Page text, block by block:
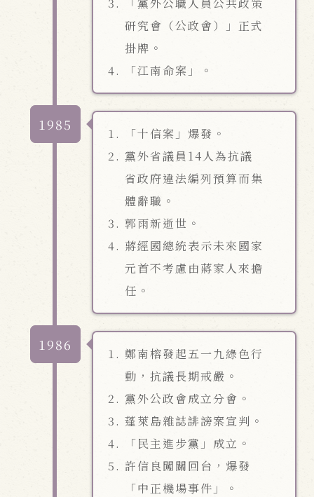
研究會（公政會）」正式
掛牌。
「江南命案」。
1985
「十信案」爆發。
黨外省議員14人為抗議
省政府違法編列預算而集
體辭職。
郭雨新逝世。
蔣經國總統表示未來國家
元首不考慮由蔣家人來擔
任。
1986
鄭南榕發起五一九綠色行
動，抗議長期戒嚴。
黨外公政會成立分會。
蓬萊島雜誌誹謗案宣判。
「民主進步黨」成立。
許信良闖關回台，爆發
「中正機場事件」。